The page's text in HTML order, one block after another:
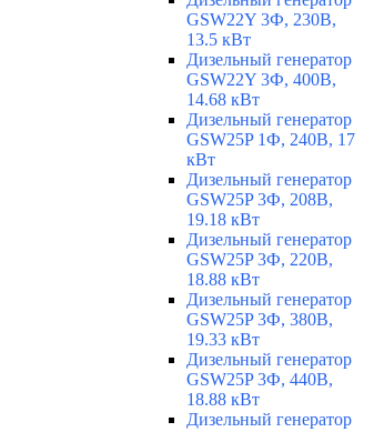
GSW22Y 3Ф, 230В,
13.5 кВт
Дизельный генератор
GSW22Y 3Ф, 400В,
14.68 кВт
Дизельный генератор
GSW25P 1Ф, 240В, 17
кВт
Дизельный генератор
GSW25P 3Ф, 208В,
19.18 кВт
Дизельный генератор
GSW25P 3Ф, 220В,
18.88 кВт
Дизельный генератор
GSW25P 3Ф, 380В,
19.33 кВт
Дизельный генератор
GSW25P 3Ф, 440В,
18.88 кВт
Дизельный генератор